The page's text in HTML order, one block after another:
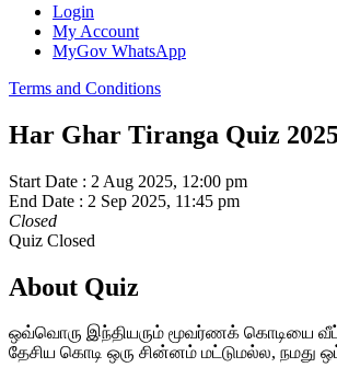
Login
My Account
MyGov WhatsApp
Terms and Conditions
Har Ghar Tiranga Quiz
Start Date : 2 Aug 2025, 12:00 pm
End Date : 2 Sep 2025, 11:45 pm
Closed
Quiz Closed
About Quiz
ஒவ்வொரு இந்தியரும் மூவர்ணக் கொடியை
தேசிய கொடி ஒரு சின்னம் மட்டுமல்ல, நமது